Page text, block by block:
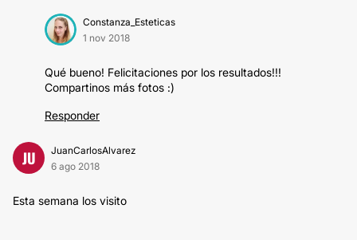
Constanza_Esteticas
1 nov 2018
Qué bueno! Felicitaciones por los resultados!!!
Compartinos más fotos :)
Responder
JU
JuanCarlosAlvarez
6 ago 2018
Esta semana los visito